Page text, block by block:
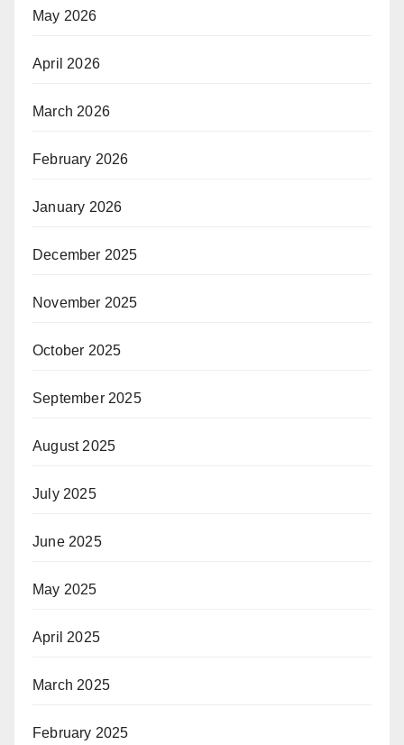
May 2026
April 2026
March 2026
February 2026
January 2026
December 2025
November 2025
October 2025
September 2025
August 2025
July 2025
June 2025
May 2025
April 2025
March 2025
February 2025